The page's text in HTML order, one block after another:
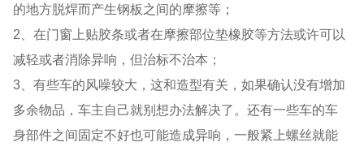
的地方脱焊而产生钢板之间的摩擦等；
2、在门窗上贴胶条或者在摩擦部位垫橡胶等方法或许可以
减轻或者消除异响，但治标不治本；
3、有些车的风噪较大，这和造型有关，如果确认没有增加
多余物品，车主自己就别想办法解决了。还有一些车的车
身部件之间固定不好也可能造成异响，一般紧上螺丝就能